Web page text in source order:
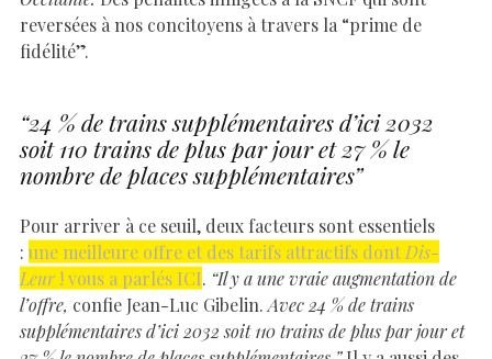
reversées à nos concitoyens à travers la “prime de
fidélité”.
“24 % de trains supplémentaires d’ici 2032
soit 110 trains de plus par jour et 27 % le
nombre de places supplémentaires”
Pour arriver à ce seuil, deux facteurs sont essentiels
: une meilleure offre et des tarifs attractifs dont Dis-
Leur ! vous a parlés ICI. “Il y a une vraie augmentation de
l’offre, confie Jean-Luc Gibelin. Avec 24 % de trains
supplémentaires d’ici 2032 soit 110 trains de plus par jour et